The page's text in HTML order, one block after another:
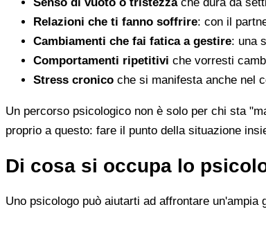
Senso di vuoto o tristezzache dura da
Relazioni che ti fanno soffrire: con il
Cambiamenti che fai fatica a gestire: una
Comportamenti ripetitivi che vorresti
Stress cronico che si manifesta anche nel
Un percorso psicologico non è solo per chi sta
proprio a questo: fare il punto della situazione
Di cosa si occupa lo
Uno psicologo può aiutarti ad affrontare